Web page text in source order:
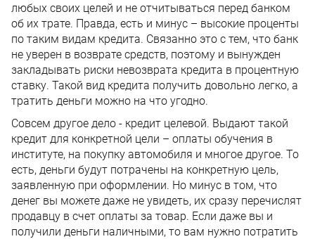
любых своих целей и не отчитываться перед банком
об их трате. Правда, есть и минус – высокие проценты
по таким видам кредита. Связанно это с тем, что банк
не уверен в возврате средств, поэтому и вынужден
закладывать риски невозврата кредита в процентную
ставку. Такой вид кредита получить довольно легко, а
тратить деньги можно на что угодно.
Совсем другое дело - кредит целевой. Выдают такой
кредит для конкретной цели – оплаты обучения в
институте, на покупку автомобиля и многое другое. То
есть, деньги будут потрачены на конкретную цель,
заявленную при оформлении. Но минус в том, что
денег вы можете даже не увидеть, их сразу перечислят
продавцу в счет оплаты за товар. Если даже вы и
получили деньги наличными, то вам нужно потратить